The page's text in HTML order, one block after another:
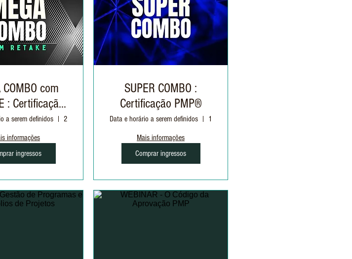
COMBO com
PMP®
a serem definidos
informações
ingressos
SUPER COMBO :
Certificação PMP®
Data e horário a serem definidos
Mais informações
Comprar ingressos